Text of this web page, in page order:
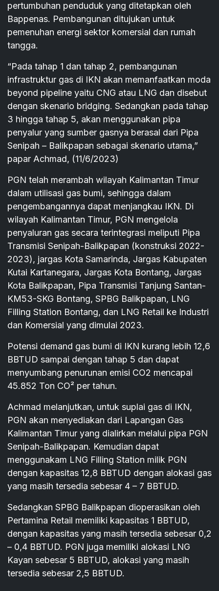
pertumbuhan penduduk yang ditetapkan oleh
Bappenas. Pembangunan ditujukan untuk
pemenuhan energi sektor komersial dan rumah
tangga.
“Pada tahap 1 dan tahap 2, pembangunan
infrastruktur gas di IKN akan memanfaatkan moda
beyond pipeline yaitu CNG atau LNG dan disebut
dengan skenario bridging. Sedangkan pada tahap
3 hingga tahap 5, akan menggunakan pipa
penyalur yang sumber gasnya berasal dari Pipa
Senipah – Balikpapan sebagai skenario utama,”
papar Achmad, (11/6/2023)
PGN telah merambah wilayah Kalimantan Timur
dalam utilisasi gas bumi, sehingga dalam
pengembangannya dapat menjangkau IKN. Di
wilayah Kalimantan Timur, PGN mengelola
penyaluran gas secara terintegrasi meliputi Pipa
Transmisi Senipah-Balikpapan (konstruksi 2022-
2023), jargas Kota Samarinda, Jargas Kabupaten
Kutai Kartanegara, Jargas Kota Bontang, Jargas
Kota Balikpapan, Pipa Transmisi Tanjung Santan-
KM53-SKG Bontang, SPBG Balikpapan, LNG
Filling Station Bontang, dan LNG Retail ke Industri
dan Komersial yang dimulai 2023.
Potensi demand gas bumi di IKN kurang lebih 12,6
BBTUD sampai dengan tahap 5 dan dapat
menyumbang penurunan emisi CO2 mencapai
45.852 Ton CO² per tahun.
Achmad melanjutkan, untuk suplai gas di IKN,
PGN akan menyediakan dari Lapangan Gas
Kalimantan Timur yang dialirkan melalui pipa PGN
Senipah-Balikpapan. Kemudian dapat
menggunakam LNG Filling Station milik PGN
dengan kapasitas 12,8 BBTUD dengan alokasi gas
yang masih tersedia sebesar 4 – 7 BBTUD.
Sedangkan SPBG Balikpapan dioperasikan oleh
Pertamina Retail memiliki kapasitas 1 BBTUD,
dengan kapasitas yang masih tersedia sebesar 0,2
– 0,4 BBTUD. PGN juga memiliki alokasi LNG
Kayan sebesar 5 BBTUD, alokasi yang masih
tersedia sebesar 2,5 BBTUD.